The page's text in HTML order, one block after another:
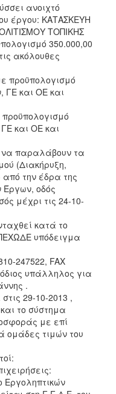
ανοιχτό
έργου: ΚΑΤΑΣΚΕΥΗ
ΤΟΠΙΚΗΣ
350.000,00
ακόλουθες
προϋπολογισμό
ΓΕ και ΟΕ και
και ΟΕ και
να παραλάβουν τα
(Διακήρυξη,
την έδρα της
Έργων, οδός
μέχρι τις 24-10-
κατά το
υπόδειγμα
247522, FAX
υπάλληλος για
.
29-10-2013 ,
το σύστημα
με επί
ομάδες τιμών του